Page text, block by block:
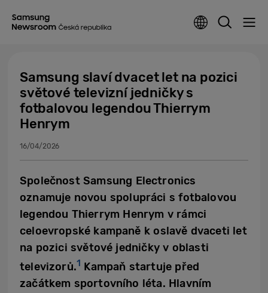
Samsung slaví dvacet let na pozici
světové televizní jedničky s
fotbalovou legendou Thierrym
Henrym
16/04/2026
Společnost Samsung Electronics
oznamuje novou spolupráci s fotbalovou
legendou Thierrym Henrym v rámci
celoevropské kampaně k oslavě dvaceti let
na pozici světové jedničky v oblasti
televizorů.1 Kampaň startuje před
začátkem sportovního léta. Hlavním